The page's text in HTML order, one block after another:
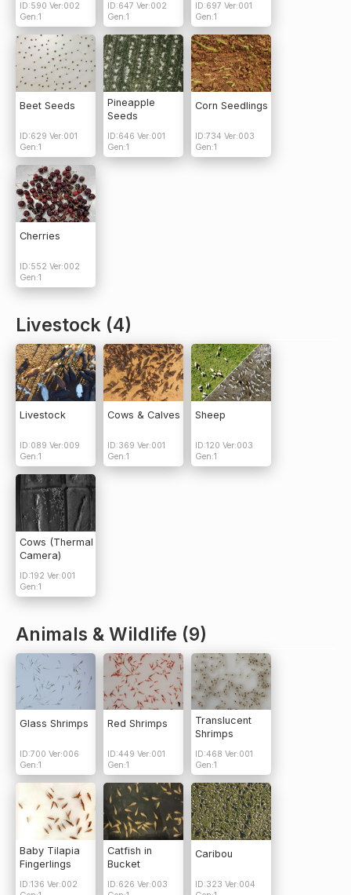
ID:590 Ver:002
Gen:1
ID:647 Ver:002
Gen:1
ID:697 Ver:001
Gen:1
Beet Seeds
ID:629 Ver:001
Gen:1
Pineapple
Seeds
ID:646 Ver:001
Gen:1
Corn Seedlings
ID:734 Ver:003
Gen:1
Cherries
ID:552 Ver:002
Gen:1
Livestock (4)
Livestock
ID:089 Ver:009
Gen:1
Cows & Calves
ID:369 Ver:001
Gen:1
Sheep
ID:120 Ver:003
Gen:1
Cows (Thermal
Camera)
ID:192 Ver:001
Gen:1
Animals & Wildlife (9)
Glass Shrimps
ID:700 Ver:006
Gen:1
Red Shrimps
ID:449 Ver:001
Gen:1
Translucent
Shrimps
ID:468 Ver:001
Gen:1
Baby Tilapia
Fingerlings
ID:136 Ver:002
Catfish in
Bucket
ID:626 Ver:003
Caribou
ID:323 Ver:004